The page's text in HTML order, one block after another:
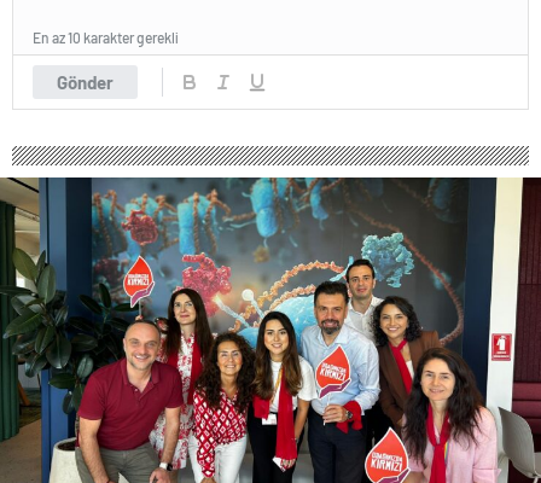
Gönder
En az 10 karakter gerekli